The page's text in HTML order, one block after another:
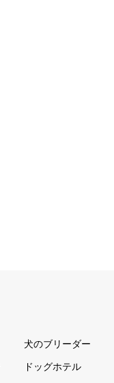
犬のブリーダー
ドッグホテル